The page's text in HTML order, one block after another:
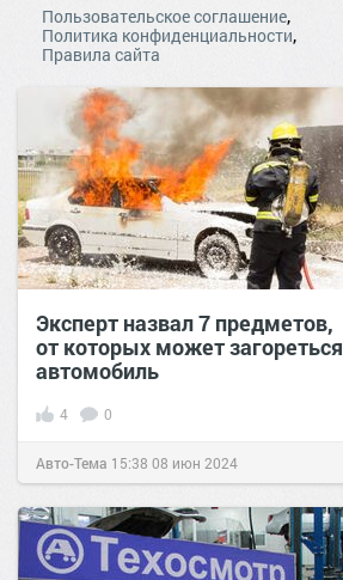
Пользовательское соглашение,
Политика конфиденциальности,
Правила сайта
Эксперт назвал 7 предметов,
от которых может загореться
автомобиль
4 0
Авто-Тема 15:38 08 июн 2024